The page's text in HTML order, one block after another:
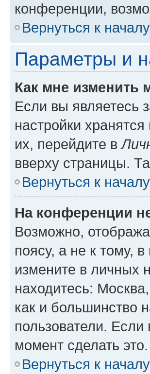
конференции,
Вернуться к началу
Параметры и
Как мне изменить
Если вы являетесь
настройки
их, перейдите в
вверху страницы.
Вернуться к началу
На конференции
Возможно,
поясу, а не к тому,
измените в личных
находитесь:
как и большинство
пользователи.
момент сделать это.
Вернуться к началу